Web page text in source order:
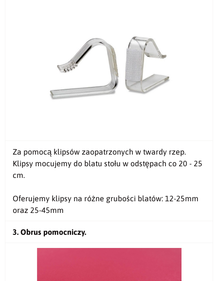
Za pomocą klipsów zaopatrzonych w twardy rzep.
Klipsy mocujemy do blatu stołu w odstępach co 20 - 25
cm.
Oferujemy klipsy na różne grubości blatów: 12-25mm
oraz 25-45mm
3. Obrus pomocniczy.